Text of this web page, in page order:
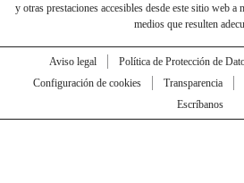
y otras prestaciones accesibles desde este sitio web a
medios que resulten
Aviso legal Política de Protección de
Configuración de cookies
Transparencia
Escríbanos